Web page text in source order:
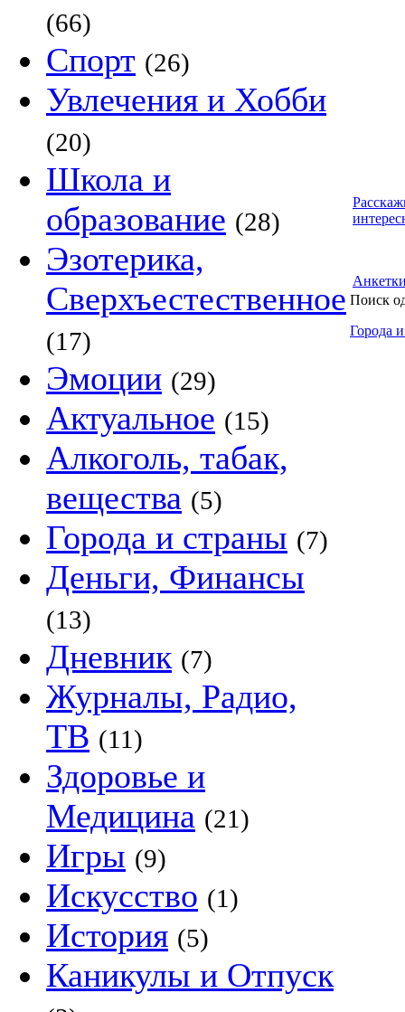
(66)
Спорт (26)
Увлечения и Хобби
(20)
Школа и
образование (28)
Эзотерика,
Сверхъестественное
(17)
Эмоции (29)
Актуальное (15)
Алкоголь, табак,
вещества (5)
Города и страны (7)
Деньги, Финансы
(13)
Дневник (7)
Журналы, Радио,
ТВ (11)
Здоровье и
Медицина (21)
Игры (9)
Искусство (1)
История (5)
Каникулы и Отпуск
Поиск
Города